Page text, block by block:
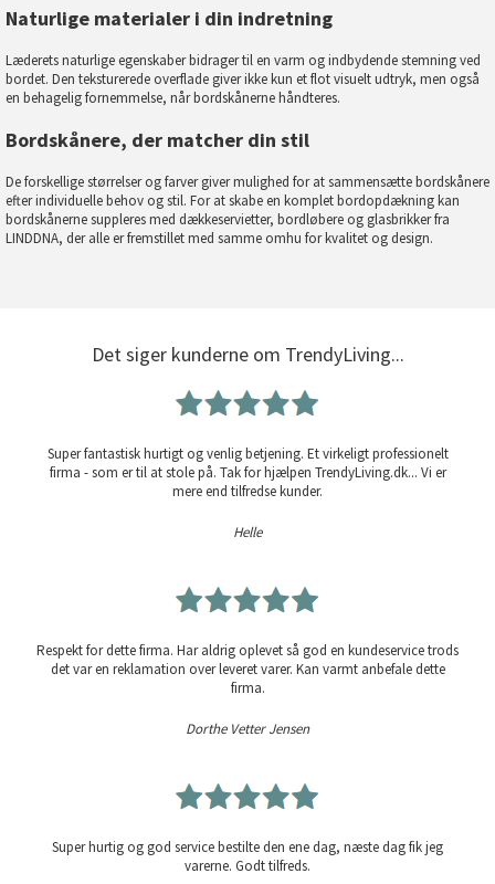
Naturlige materialer i din indretning
Læderets naturlige egenskaber bidrager til en varm og indbydende stemning ved
bordet. Den teksturerede overflade giver ikke kun et flot visuelt udtryk, men også
en behagelig fornemmelse, når bordskånerne håndteres.
Bordskånere, der matcher din stil
De forskellige størrelser og farver giver mulighed for at sammensætte bordskånere
efter individuelle behov og stil. For at skabe en komplet bordopdækning kan
bordskånerne suppleres med dækkeservietter, bordløbere og glasbrikkerfra
LINDDNA, der alle er fremstillet med samme omhu for kvalitet og design.
Det siger kunderne om TrendyLiving...
Super fantastisk hurtigt og venlig betjening. Et virkeligt professionelt
firma - som er til at stole på. Tak for hjælpen TrendyLiving.dk... Vi er
mere end tilfredse kunder.
Helle
Respekt for dette firma. Har aldrig oplevet så god en kundeservice trods
det var en reklamation over leveret varer. Kan varmt anbefale dette
firma.
Dorthe Vetter Jensen
Super hurtig og god service bestilte den ene dag, næste dag fik jeg
varerne. Godt tilfreds.